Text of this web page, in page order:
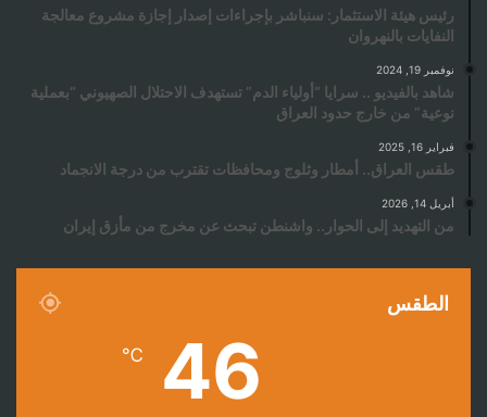
رئيس هيئة الاستثمار: سنباشر بإجراءات إصدار إجازة مشروع معالجة
النفايات بالنهروان
نوفمبر 19, 2024
شاهد بالفيديو .. سرايا “أولياء الدم” تستهدف الاحتلال الصهيوني “بعملية
نوعية” من خارج حدود العراق
فبراير 16, 2025
طقس العراق.. أمطار وثلوج ومحافظات تقترب من درجة الانجماد
أبريل 14, 2026
من التهديد إلى الحوار.. واشنطن تبحث عن مخرج من مأزق إيران
الطقس
46
℃